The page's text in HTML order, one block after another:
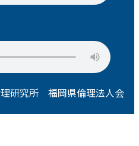
研究所 福岡県倫理法人会